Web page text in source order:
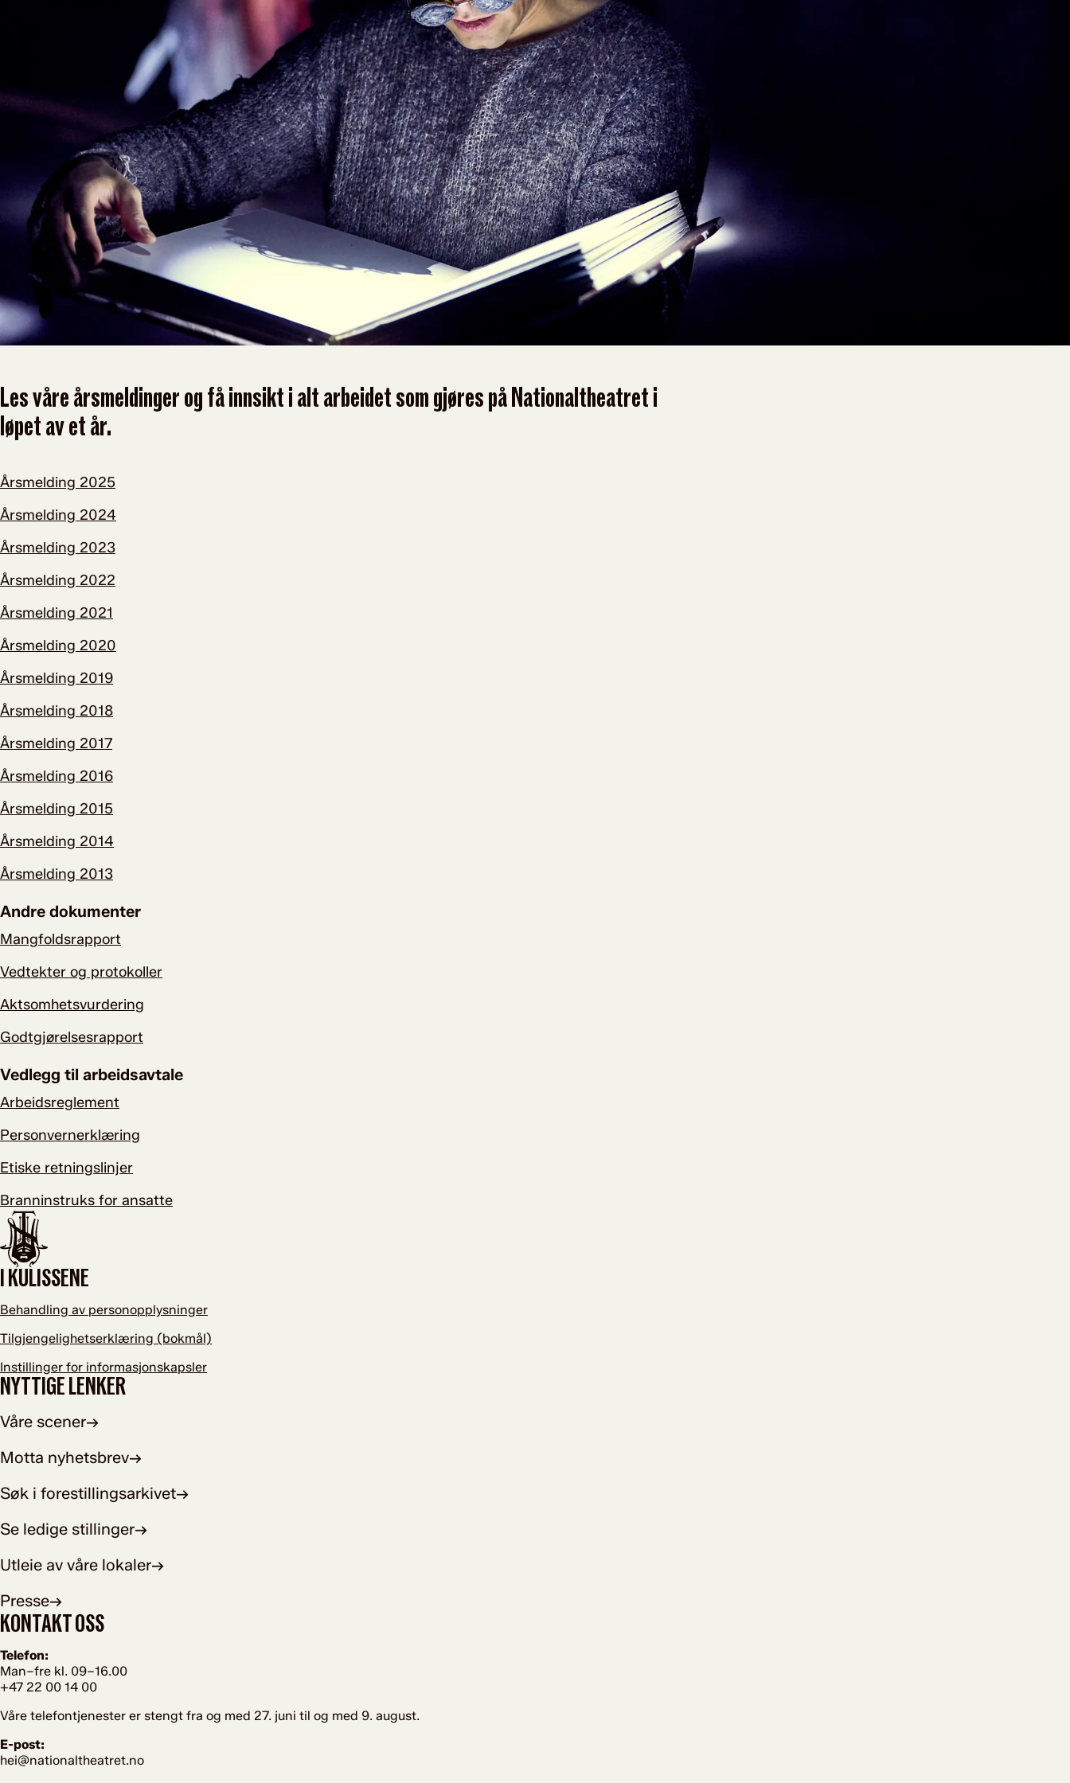
Les våre årsmeldinger og få innsikt i alt arbeidet som gjøres på Nationaltheatret i
løpet av et år.
Årsmelding 2025
Årsmelding 2024
Årsmelding 2023
Årsmelding 2022
Årsmelding 2021
Årsmelding 2020
Årsmelding 2019
Årsmelding 2018
Årsmelding 2017
Årsmelding 2016
Årsmelding 2015
Årsmelding 2014
Årsmelding 2013
Andre dokumenter
Mangfoldsrapport
Vedtekter og protokoller
Aktsomhetsvurdering
Godtgjørelsesrapport
Vedlegg til arbeidsavtale
Arbeidsreglement
Personvernerklæring
Etiske retningslinjer
Branninstruks for ansatte
I KULISSENE
Behandling av personopplysninger
Tilgjengelighetserklæring (bokmål)
Instillinger for informasjonskapsler
NYTTIGE LENKER
Våre scener→
Motta nyhetsbrev→
Søk i forestillingsarkivet→
Se ledige stillinger→
Utleie av våre lokaler→
Presse→
KONTAKT OSS
Telefon:
Man–fre kl. 09–16.00
+47 22 00 14 00
Våre telefontjenester er stengt fra og med 27. juni til og med 9. august.
E-post:
hei@nationaltheatret.no